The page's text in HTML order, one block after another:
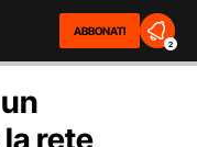
ABBONATI
2
rete